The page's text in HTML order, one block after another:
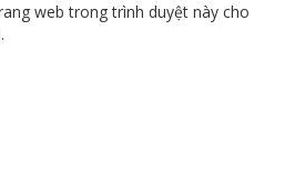
web trong trình duyệt này cho